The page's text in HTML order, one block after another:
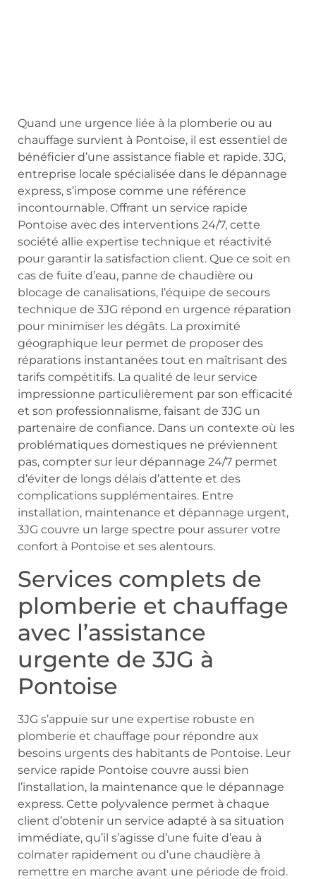
Quand une urgence liée à la plomberie ou au
chauffage survient à Pontoise, il est essentiel de
bénéficier d’une assistance fiable et rapide. 3JG,
entreprise locale spécialisée dans le dépannage
express, s’impose comme une référence
incontournable. Offrant un service rapide
Pontoise avec des interventions 24/7, cette
société allie expertise technique et réactivité
pour garantir la satisfaction client. Que ce soit en
cas de fuite d’eau, panne de chaudière ou
blocage de canalisations, l’équipe de secours
technique de 3JG répond en urgence réparation
pour minimiser les dégâts. La proximité
géographique leur permet de proposer des
réparations instantanées tout en maîtrisant des
tarifs compétitifs. La qualité de leur service
impressionne particulièrement par son efficacité
et son professionnalisme, faisant de 3JG un
partenaire de confiance. Dans un contexte où les
problématiques domestiques ne préviennent
pas, compter sur leur dépannage 24/7 permet
d’éviter de longs délais d’attente et des
complications supplémentaires. Entre
installation, maintenance et dépannage urgent,
3JG couvre un large spectre pour assurer votre
confort à Pontoise et ses alentours.
Services complets de
plomberie et chauffage
avec l’assistance
urgente de 3JG à
Pontoise
3JG s’appuie sur une expertise robuste en
plomberie et chauffage pour répondre aux
besoins urgents des habitants de Pontoise. Leur
service rapide Pontoise couvre aussi bien
l’installation, la maintenance que le dépannage
express. Cette polyvalence permet à chaque
client d’obtenir un service adapté à sa situation
immédiate, qu’il s’agisse d’une fuite d’eau à
colmater rapidement ou d’une chaudière à
remettre en marche avant une période de froid.